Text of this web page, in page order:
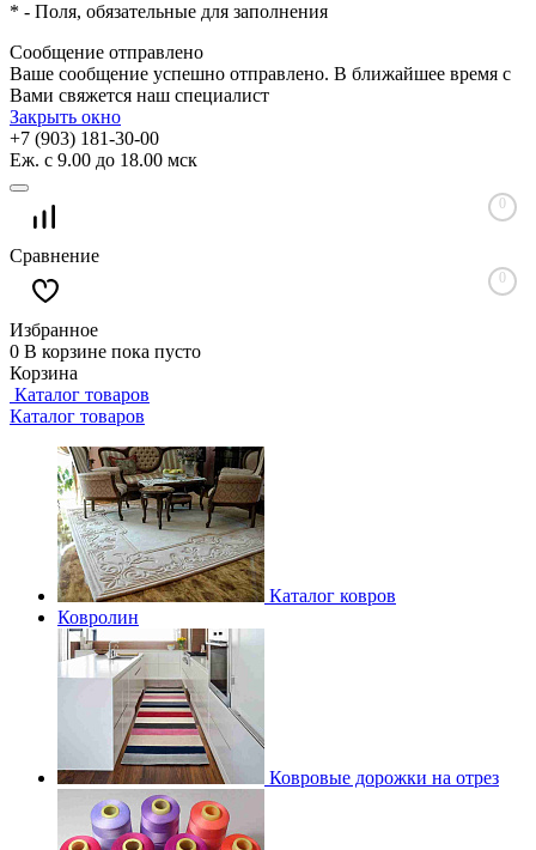
* - Поля, обязательные для заполнения
Сообщение отправлено
Ваше сообщение успешно отправлено. В ближайшее время с
Вами свяжется наш специалист
Закрыть окно
+7 (903) 181-30-00
Еж. с 9.00 до 18.00 мск
0
Сравнение
0
Избранное
0 В корзине пока пусто
Корзина
Каталог товаров
Каталог товаров
Каталог ковров
Ковролин
Ковровые дорожки на отрез